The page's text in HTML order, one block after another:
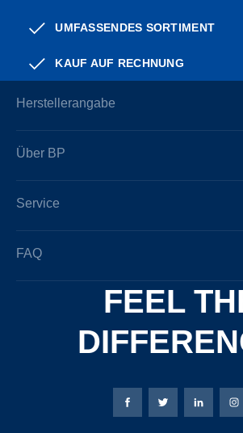
UMFASSENDES SORTIMENT
KAUF AUF RECHNUNG
Herstellerangabe
Über BP
Service
FAQ
FEEL
Bierbaum-Proenen
Bierbaum-